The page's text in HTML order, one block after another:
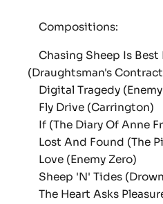
Compositions:
Chasing Sheep Is Best
(Draughtsman's
Digital Tragedy
Fly Drive (Carrington)
If (The Diary Of Anne
Lost And Found (The
Love (Enemy Zero)
Sheep 'N' Tides
The Heart Asks